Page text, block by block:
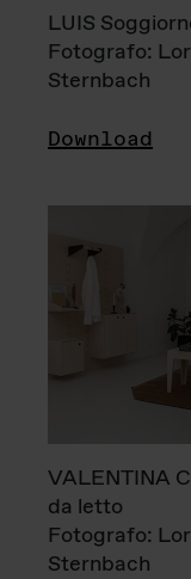
LUIS
Fotografo:
Sternbach
Download
VALENTINA
da letto
Fotografo:
Sternbach